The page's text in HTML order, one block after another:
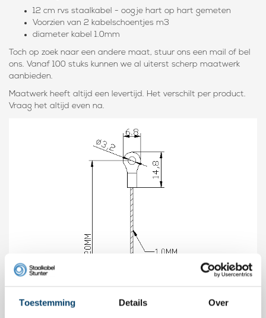
Toestemming Details Over
12 cm rvs staalkabel - oogje hart op hart gemeten
Voorzien van 2 kabelschoentjes m3
diameter kabel 1.0mm
Toch op zoek naar een andere maat, stuur ons een mail of bel
ons. Vanaf 100 stuks kunnen we al uiterst scherp maatwerk
aanbieden.
Maatwerk heeft altijd een levertijd. Het verschilt per product.
Vraag het altijd even na.